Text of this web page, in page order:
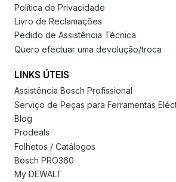
Política de Privacidade
Livro de Reclamações
Pedido de Assistência Técnica
Quero efectuar uma devolução/troca
LINKS ÚTEIS
Assistência Bosch Profissional
Serviço de Peças para Ferramentas
Blog
Prodeals
Folhetos / Catálogos
Bosch PRO360
My DEWALT